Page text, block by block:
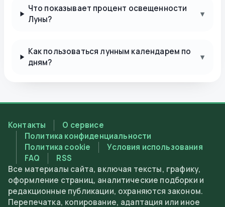
Что показывает процент освещенности
Луны?
▾
Как пользоваться лунным календарем по
дням?
▾
Контакты
О сервисе
Политика конфиденциальности
Политика cookie
Условия использования
FAQ
RSS
Все материалы сайта, включая тексты, графику,
оформление страниц, аналитические подборки и
редакционные публикации, охраняются законом.
Перепечатка, копирование, адаптация или иное